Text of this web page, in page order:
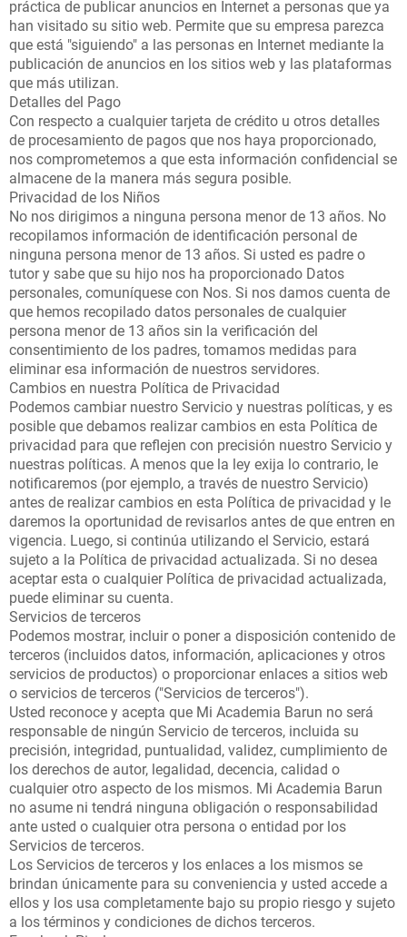
práctica de publicar anuncios en Internet a personas que ya
han visitado su sitio web. Permite que su empresa parezca
que está "siguiendo" a las personas en Internet mediante la
publicación de anuncios en los sitios web y las plataformas
que más utilizan.
Detalles del Pago
Con respecto a cualquier tarjeta de crédito u otros detalles
de procesamiento de pagos que nos haya proporcionado,
nos comprometemos a que esta información confidencial se
almacene de la manera más segura posible.
Privacidad de los Niños
No nos dirigimos a ninguna persona menor de 13 años. No
recopilamos información de identificación personal de
ninguna persona menor de 13 años. Si usted es padre o
tutor y sabe que su hijo nos ha proporcionado Datos
personales, comuníquese con Nos. Si nos damos cuenta de
que hemos recopilado datos personales de cualquier
persona menor de 13 años sin la verificación del
consentimiento de los padres, tomamos medidas para
eliminar esa información de nuestros servidores.
Cambios en nuestra Política de Privacidad
Podemos cambiar nuestro Servicio y nuestras políticas, y es
posible que debamos realizar cambios en esta Política de
privacidad para que reflejen con precisión nuestro Servicio y
nuestras políticas. A menos que la ley exija lo contrario, le
notificaremos (por ejemplo, a través de nuestro Servicio)
antes de realizar cambios en esta Política de privacidad y le
daremos la oportunidad de revisarlos antes de que entren en
vigencia. Luego, si continúa utilizando el Servicio, estará
sujeto a la Política de privacidad actualizada. Si no desea
aceptar esta o cualquier Política de privacidad actualizada,
puede eliminar su cuenta.
Servicios de terceros
Podemos mostrar, incluir o poner a disposición contenido de
terceros (incluidos datos, información, aplicaciones y otros
servicios de productos) o proporcionar enlaces a sitios web
o servicios de terceros ("Servicios de terceros").
Usted reconoce y acepta que Mi Academia Barun no será
responsable de ningún Servicio de terceros, incluida su
precisión, integridad, puntualidad, validez, cumplimiento de
los derechos de autor, legalidad, decencia, calidad o
cualquier otro aspecto de los mismos. Mi Academia Barun
no asume ni tendrá ninguna obligación o responsabilidad
ante usted o cualquier otra persona o entidad por los
Servicios de terceros.
Los Servicios de terceros y los enlaces a los mismos se
brindan únicamente para su conveniencia y usted accede a
ellos y los usa completamente bajo su propio riesgo y sujeto
a los términos y condiciones de dichos terceros.